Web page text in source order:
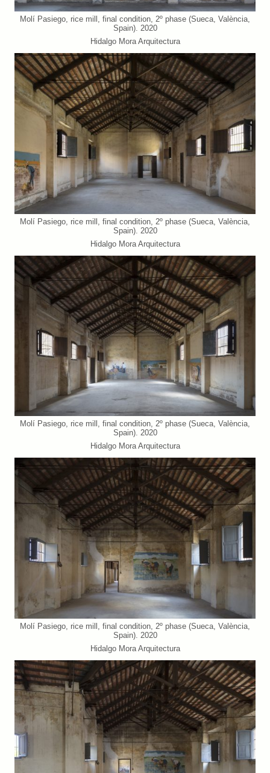
Molí Pasiego, rice mill, final condition, 2º phase (Sueca, València,
Spain). 2020
Hidalgo Mora Arquitectura
Molí Pasiego, rice mill, final condition, 2º phase (Sueca, València,
Spain). 2020
Hidalgo Mora Arquitectura
Molí Pasiego, rice mill, final condition, 2º phase (Sueca, València,
Spain). 2020
Hidalgo Mora Arquitectura
Molí Pasiego, rice mill, final condition, 2º phase (Sueca, València,
Spain). 2020
Hidalgo Mora Arquitectura